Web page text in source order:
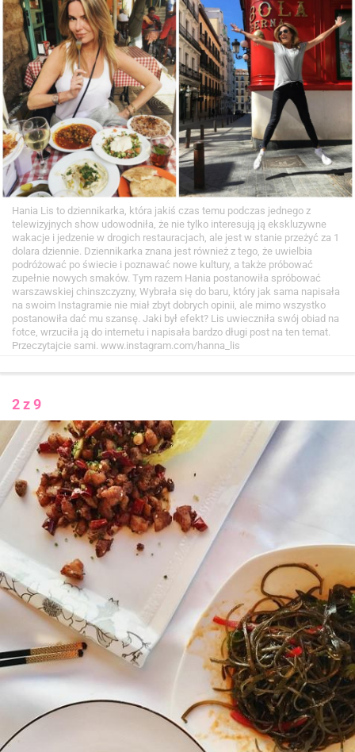
Hania Lis to dziennikarka, która jakiś czas temu podczas jednego z
telewizyjnych show udowodniła, że nie tylko interesują ją ekskluzywne
wakacje i jedzenie w drogich restauracjach, ale jest w stanie przeżyć za 1
dolara dziennie. Dziennikarka znana jest również z tego, że uwielbia
podróżować po świecie i poznawać nowe kultury, a także próbować
zupełnie nowych smaków. Tym razem Hania postanowiła spróbować
warszawskiej chinszczyzny, Wybrała się do baru, który jak sama napisała
na swoim Instagramie nie miał zbyt dobrych opinii, ale mimo wszystko
postanowiła dać mu szansę. Jaki był efekt? Lis uwieczniła swój obiad na
fotce, wrzuciła ją do internetu i napisała bardzo długi post na ten temat.
Przeczytajcie sami. www.instagram.com/hanna_lis
2 z 9